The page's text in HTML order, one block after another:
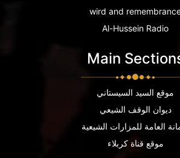
wird and
Al-Hussein Radio
Main
موقع السيد السيستاني
ديوان الوقف الشيعي
العامة للمزارات الشيعية
موقع قناة كربلاء